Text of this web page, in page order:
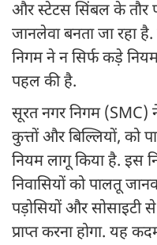
और स्टेटस सिंबल के तौर
जानलेवा बनता जा रहा
निगम ने न सिर्फ कड़े
पहल की है.
सूरत नगर निगम (SMC)
कुत्तों और बिल्लियों,
नियम लागू किया है.
निवासियों को पालतू
पड़ोसियों और सोसाइटी से
प्राप्त करना होगा. यह